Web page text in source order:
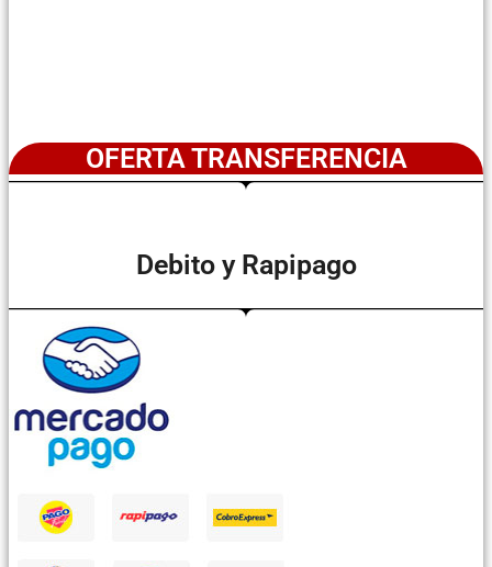
OFERTA TRANSFERENCIA
Debito y Rapipago